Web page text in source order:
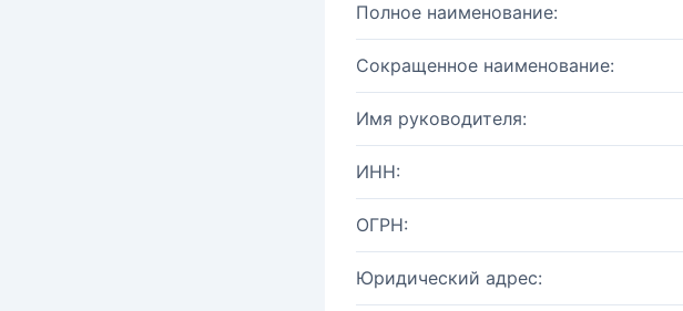
Полное наименование:
Сокращенное наименование:
Имя руководителя:
ИНН:
ОГРН:
Юридический адрес: